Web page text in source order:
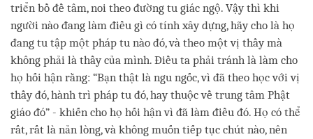
triển bồ đề tâm, noi theo đường tu giác ngộ. Vậy thì khi
người nào đang làm điều gì có tính xây dựng, hãy cho là họ
đang tu tập một pháp tu nào đó, và theo một vị thầy mà
không phải là thầy của mình. Điều ta phải tránh là làm cho
họ hối hận rằng: “Bạn thật là ngu ngốc, vì đã theo học với vị
thầy đó, hành trì pháp tu đó, hay thuộc về trung tâm Phật
giáo đó” - khiến cho họ hối hận vì đã làm điều đó. Họ có thể
rất, rất là nản lòng, và không muốn tiếp tục chút nào, nên